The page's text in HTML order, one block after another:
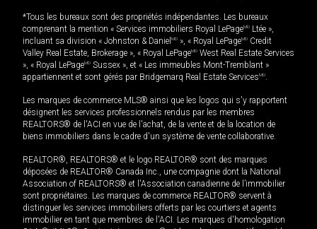
*Tous les bureaux sont des propriétés indépendantes. Les bureaux
comprenant la mention « Services immobiliers Royal LePageMD Ltée »,
incluant sa division « Johnston & Daniel MD », « Royal LePageMD Credit
Valley Real Estate, Brokerage », « Royal LePageMD West Real Estate Services
», « Royal LePageMD Sussex », et « Les immeubles Mont-Tremblant »
appartiennent et sont gérés par Bridgemarq Real Estate ServicesMD.
Les marques de commerce MLS® ainsi que les logos qui s'y rapportent
désignent les services professionnels rendus par les membres
REALTORS® de l'ACI en vue de l'achat, de la vente et de la location de
biens immobiliers dans le cadre d'un système de vente collaborative.
REALTOR®, REALTORS® et le logo REALTOR® sont des marques
déposées de REALTOR® Canada Inc., une compagnie dont la National
Association of REALTORS® et l'Association canadienne de l’immobilier
sont propriétaires. Les marques de commerce REALTOR® servent à
distinguer les services immobiliers offerts par les courtiers et agents
immobilier en tant que membres de l'ACI. Les marques d'homologation